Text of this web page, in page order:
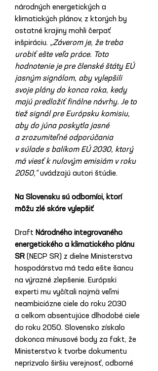
národných energetických a
klimatických plánov, z ktorých by
ostatné krajiny mohli čerpať
inšpiráciu. „Záverom je, že treba
urobiť ešte veľa práce. Toto
hodnotenie je pre členské štáty EÚ
jasným signálom, aby vylepšili
svoje plány do konca roka, kedy
majú predložiť finálne návrhy. Je to
tiež signál pre Európsku komisiu,
aby do júna poskytla jasné
a zrozumiteľné odporúčania
v súlade s balíkom EÚ 2030, ktorý
má viesť k nulovým emisiám v roku
2050,“ uvádzajú autori štúdie.
Na Slovensku sú odborníci, ktorí
môžu zlé skóre vylepšiť
Draft Národného integrovaného
energetického a klimatického plánu
SR (NECP SR) z dielne Ministerstva
hospodárstva má teda ešte šancu
na výrazné zlepšenie. Európski
experti mu vyčítali najmä veľmi
neambiciózne ciele do roku 2030
a celkom absentujúce dlhodobé ciele
do roku 2050. Slovensko získalo
dokonca mínusové body za fakt, že
Ministerstvo k tvorbe dokumentu
neprizvalo širšiu verejnosť, odborné